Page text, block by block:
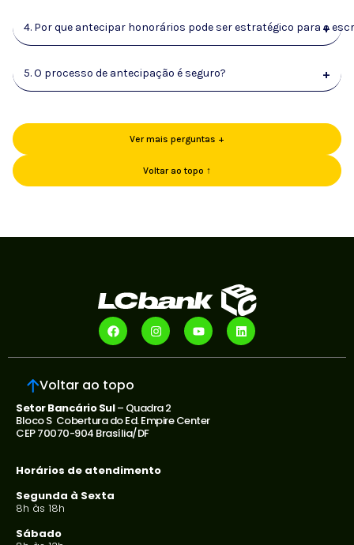
4. Por que antecipar honorários pode ser estratégico para o
+
5. O processo de antecipação é seguro? +
Ver mais perguntas +
Voltar ao topo ↑
Voltar ao topo
Setor Bancário Sul– Quadra 2
Bloco S Cobertura do Ed. Empire Center
CEP 70070-904 Brasília/DF
Horários de atendimento
Segunda à Sexta
8h às 18h
Sábado